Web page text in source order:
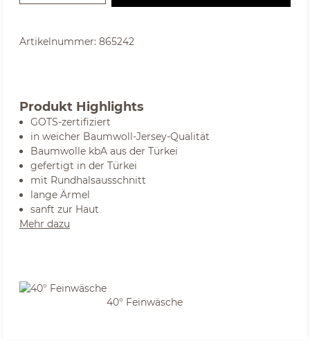
Artikelnummer: 865242
Produkt Highlights
GOTS-zertifiziert
in weicher Baumwoll-Jersey-Qualität
Baumwolle kbA aus der Türkei
gefertigt in der Türkei
mit Rundhalsausschnitt
lange Ärmel
sanft zur Haut
Mehr dazu
40° Feinwäsche